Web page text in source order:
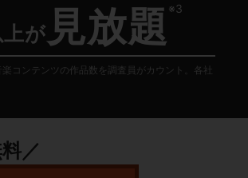
が 見放題 ※3
コンテンツの作品数を調査員がカウント。各社
／